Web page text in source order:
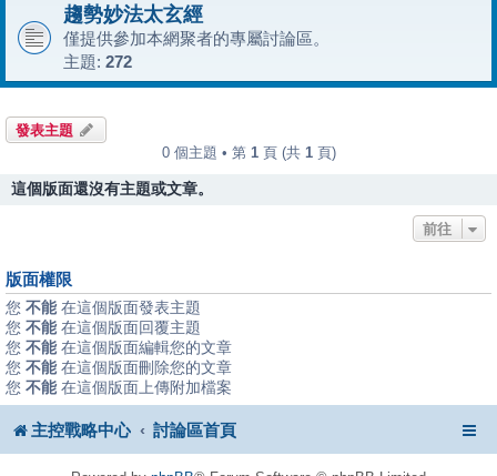
趨勢妙法太玄經
僅提供參加本網聚者的專屬討論區。
主題: 272
發表主題
0 個主題 • 第 1頁 (共 1頁)
這個版面還沒有主題或文章。
前往
版面權限
您 不能在這個版面發表主題
您 不能在這個版面回覆主題
您 不能在這個版面編輯您的文章
您 不能在這個版面刪除您的文章
您 不能在這個版面上傳附加檔案
主控戰略中心 討論區首頁